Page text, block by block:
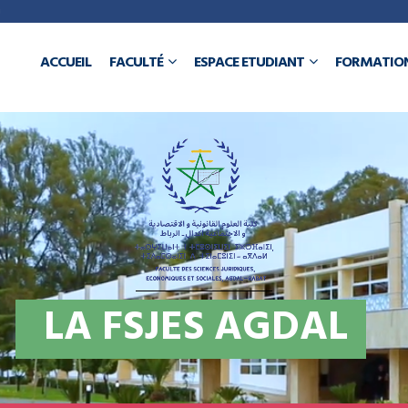
ACCUEIL FACULTÉ ESPACE ETUDIANT
LA FSJESAGDAL